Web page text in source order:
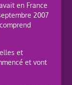
en France
2007
et
et vont